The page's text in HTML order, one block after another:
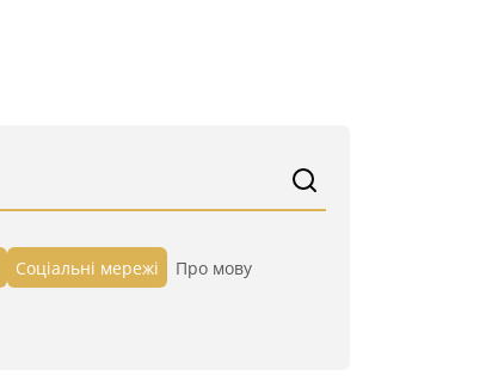
Cоціальні мережі Про мову